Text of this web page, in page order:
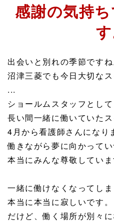
感謝の気持
す
出会いと別れの季節ですね
沼津三菱でも今日大切な
...
ショールムスタッフとして
長い間一緒に働いていたス
4月から看護師さんになり
働きながら夢に向かってい
本当にみんな尊敬していま
一緒に働けなくなってし
本当に本当に寂しいです。
だけど、働く場所が別々